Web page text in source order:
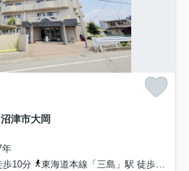
津市大岡
年
歩10分
東海道本線「三島」駅 徒歩28分